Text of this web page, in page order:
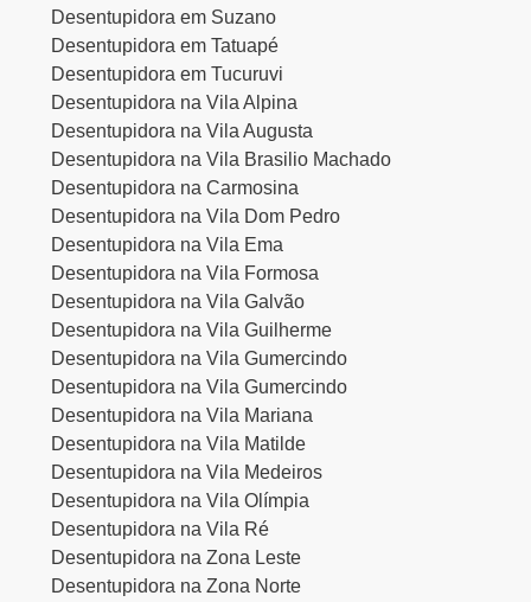
Desentupidora em Suzano
Desentupidora em Tatuapé
Desentupidora em Tucuruvi
Desentupidora na Vila Alpina
Desentupidora na Vila Augusta
Desentupidora na Vila Brasilio Machado
Desentupidora na Carmosina
Desentupidora na Vila Dom Pedro
Desentupidora na Vila Ema
Desentupidora na Vila Formosa
Desentupidora na Vila Galvão
Desentupidora na Vila Guilherme
Desentupidora na Vila Gumercindo
Desentupidora na Vila Gumercindo
Desentupidora na Vila Mariana
Desentupidora na Vila Matilde
Desentupidora na Vila Medeiros
Desentupidora na Vila Olímpia
Desentupidora na Vila Ré
Desentupidora na Zona Leste
Desentupidora na Zona Norte